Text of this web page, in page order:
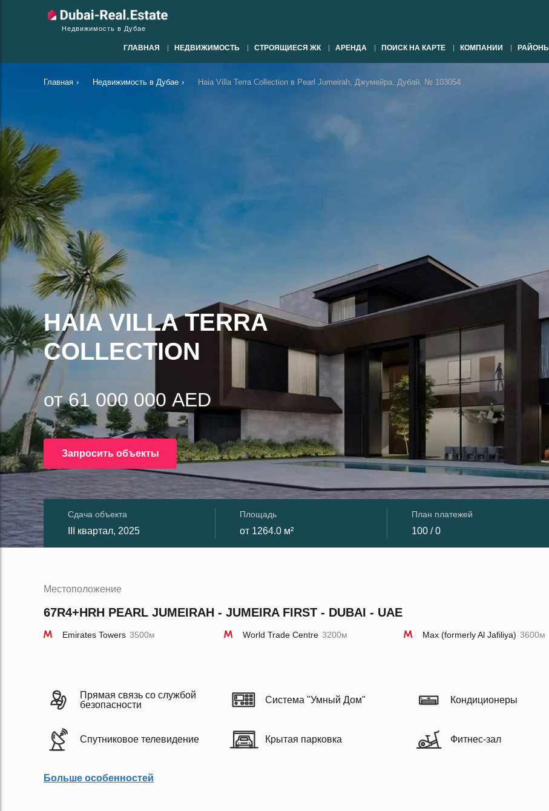
Недвижимость в Дубае
ГЛАВНАЯ НЕДВИЖИМОСТЬ СТРОЯЩИЕСЯ ЖК АРЕНДА ПОИСК НА КАРТЕ КОМПАНИИ РАЙОНЫ
Главная › Недвижимость в Дубае › Haia Villa Terra Collection в Pearl Jumeirah, Джумейра, Дубай, № 103054
HAIA VILLA TERRA
COLLECTION
от 61 000 000 AED
Запросить объекты
Сдача объекта
III квартал, 2025
Площадь
от 1264.0 м²
План платежей
100 / 0
Местоположение
67R4+HRH PEARL JUMEIRAH - JUMEIRA FIRST - DUBAI - UAE
Emirates Towers 3500м World Trade Centre 3200м Max (formerly Al Jafiliya) 3600м
Прямая связь со службой
безопасности
Система "Умный Дом" Кондиционеры
Спутниковое телевидение Крытая парковка Фитнес-зал
Больше особенностей